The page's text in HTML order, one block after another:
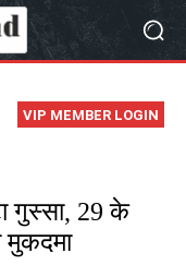
VIP MEMBER LOGIN
गुस्सा, 29 के
मुकदमा